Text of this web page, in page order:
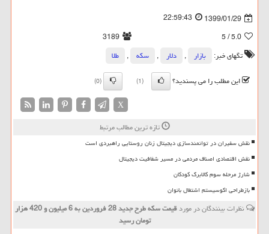
1399/01/29
22:59:43
5.0
/ 5
3189
تگهای خبر:
بازار , دلار , سكه ,
طلا
این مطلب را می پسندید؟
(1)
(0)
X
تازه ترین مطالب مرتبط
نقش سفیران در توانمندسازی دیجیتال زنان روستایی راهبردی است
نقش اقتصادی اصناف مردمی در مسیر شفافیت دیجیتال
شارژ مرحله سوم کالابرگ کودکان
بازطراحی اکوسیستم اشتغال بانوان
نظرات بینندگان در مورد
قیمت سكه طرح جدید 28 فروردین به 6 میلیون و 420 هزار
تومان رسید